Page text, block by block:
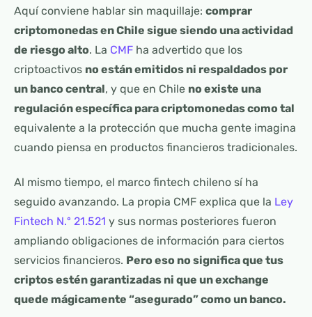
Aquí conviene hablar sin maquillaje: comprar
criptomonedas en Chile sigue siendo una actividad
de riesgo alto. La CMF ha advertido que los
criptoactivos no están emitidos ni respaldados por
un banco central, y que en Chile no existe una
regulación específica para criptomonedas como tal
equivalente a la protección que mucha gente imagina
cuando piensa en productos financieros tradicionales.
Al mismo tiempo, el marco fintech chileno sí ha
seguido avanzando. La propia CMF explica que la Ley
Fintech N.º 21.521 y sus normas posteriores fueron
ampliando obligaciones de información para ciertos
servicios financieros. Pero eso no significa que tus
criptos estén garantizadas ni que un exchange
quede mágicamente “asegurado” como un banco.